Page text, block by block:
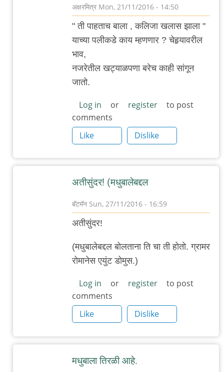
अक्षरमित्र Mon, 21/11/2016 - 14:50
In
बर्‍याच
मधुबालेचा
by
गब्बर
सिंग
" ती पाहताच बाला , कलिजा खलास झाला "
याच्या पलीकडे काय म्हणणार ? चेहर्‍यावरील
भाव,
नजरेतील खट्याळपणा बरेच काही सांगून
जातो.
Log in or register
to post
comments
Like
Dislike
अतीसुंदर! (मधुबालेबद्दल
बॅटमॅन Sun, 27/11/2016 - 16:59
reply
to
.
दिवसांनी
मधुबालेचा
by
सिंग
अतीसुंदर!
(मधुबालेबद्दल बोलताना ति चा ती होतो. ग्रामर
रोमानेस एयुंट डोमुस.)
Log in or register
to post
comments
Like
Dislike
मधुबाला तिरळी आहे.